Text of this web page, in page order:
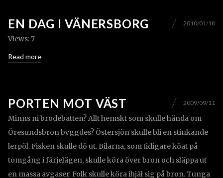
EN DAG I VÄNERSBORG 2010/01/18
Views: 7
Read more
PORTEN MOT VÄST 2009/09/11
Minns ni brodebatten? Allt hemskt som skulle hända om
Öresundsbron byggdes? Östersjön skulle bli en stinkande
lerpöl. Fisken skulle dö ut. Bilarna, som tidigare köat på
tomgång i färjelägen, skulle köra över bron och släppa ut
en massa avgaser. Folk skulle köra ihjäl sig på bron. Tunga